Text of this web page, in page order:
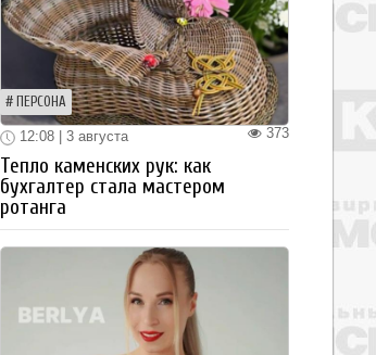
ПЕРСОНА
373
12:08 | 3 августа
Тепло каменских рук: как
бухгалтер стала мастером
ротанга